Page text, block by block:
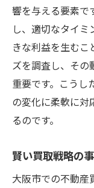
響を与える要素で
し、適切なタイ
きな利益を生むこ
ズを調査し、その
重要です。こうし
の変化に柔軟に対
るのです。
賢い買取戦略の
大阪市での不動産